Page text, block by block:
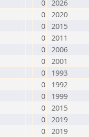
0 2026
0 2020
0 2015
0 2011
0 2006
0 2001
0
1993
0
1992
0
1999
0 2015
0 2019
0 2019